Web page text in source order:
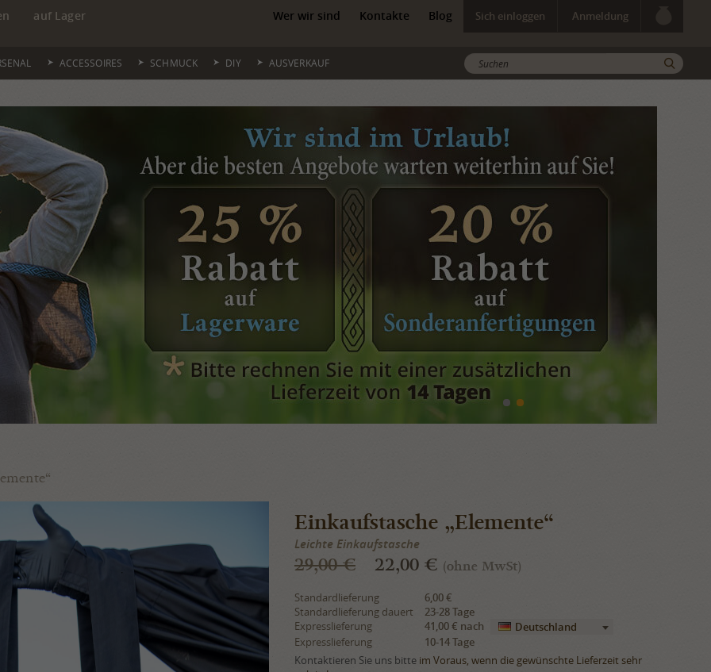
auf Lager
Wer wir sind Kontakte Blog Sich einloggen Anmeldung
ACCESSOIRES SCHMUCK DIY AUSVERKAUF
Einkaufstasche „Elemente“
Leichte Einkaufstasche
29,00 € 22,00 € (ohne MwSt)
Standardlieferung
6,00 €
Standardlieferung dauert
23-28 Tage
Expresslieferung
41,00 € nach
Deutschland
Expresslieferung
10-14 Tage
Kontaktieren Sie uns bitte im Voraus, wenn die gewünschte Lieferzeit sehr